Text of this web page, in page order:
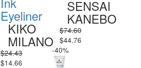
Eyeliner
KIKO
MILANO
$24.43
$14.66
SENSAI
KANEBO
$74.60
$44.76
-40%